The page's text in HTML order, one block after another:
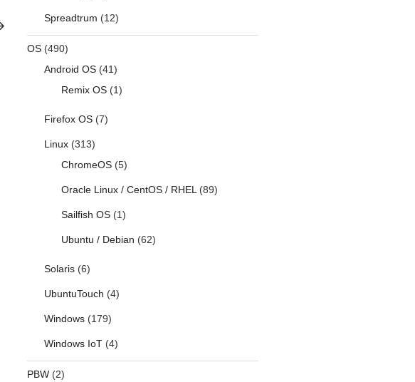
Spreadtrum (12)
OS(490)
Android OS(41)
Remix OS(1)
Firefox OS(7)
Linux(313)
ChromeOS(5)
Oracle Linux / CentOS / RHEL(89)
Sailfish OS(1)
Ubuntu / Debian (62)
Solaris(6)
UbuntuTouch (4)
Windows(179)
Windows IoT(4)
PBW(2)